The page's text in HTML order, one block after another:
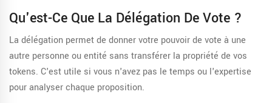
Qu'est-Ce Que La Délégation De Vote ?
La délégation permet de donner votre pouvoir de vote à une
autre personne ou entité sans transférer la propriété de vos
tokens. C'est utile si vous n'avez pas le temps ou l'expertise
pour analyser chaque proposition.